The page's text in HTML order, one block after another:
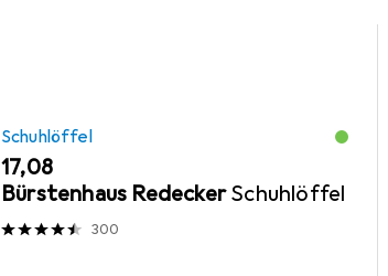
Schuhlöffel
EUR
17,08
Bürstenhaus Redecker Schuhlöffel
300